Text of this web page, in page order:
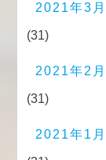
2021年3月
(31)
2021年2月
(31)
2021年1月